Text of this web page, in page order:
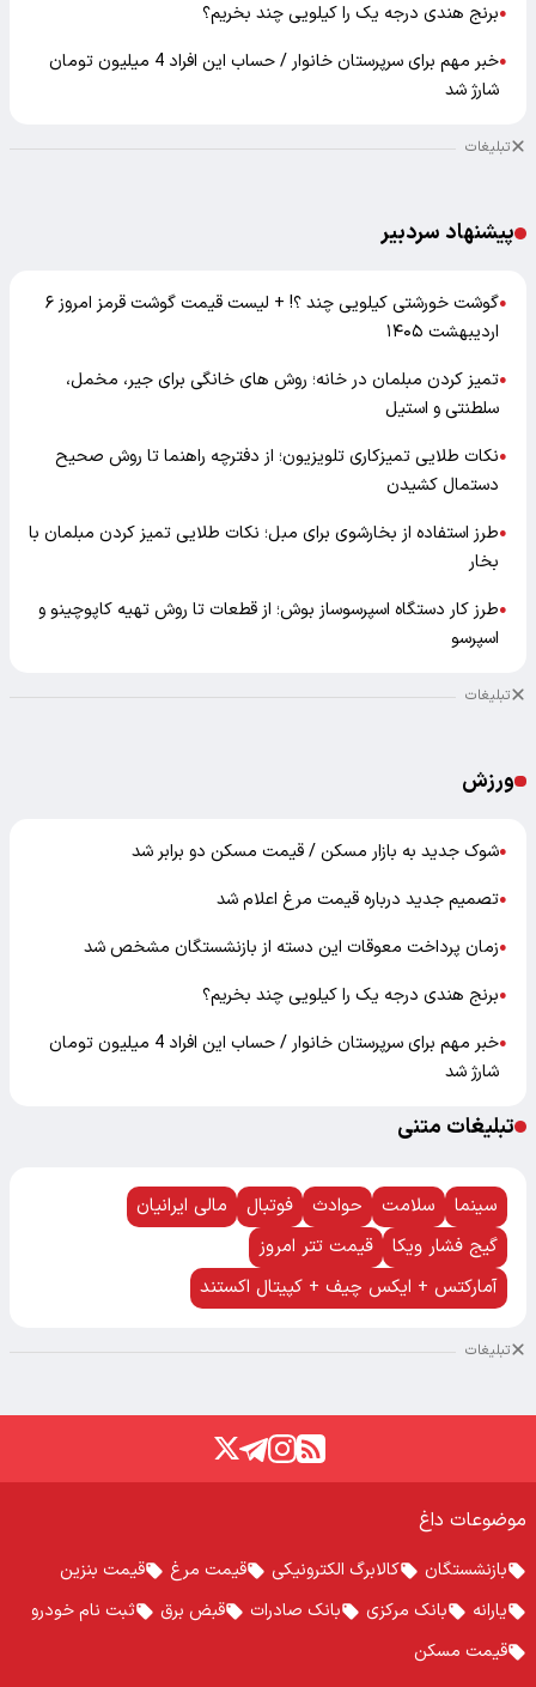
●برنج هندی درجه یک را کیلویی چند بخریم؟
●
خبر مهم برای سرپرستان خانوار / حساب این افراد 4 میلیون تومان
شارژ شد
تبلیغات
پیشنهاد سردبیر
●
گوشت خورشتی کیلویی چند ؟! + لیست قیمت گوشت قرمز امروز ۶
اردیبهشت ۱۴۰۵
●تمیز کردن مبلمان در خانه؛ روش های خانگی برای جیر، مخمل،
سلطنتی و استیل
●نکات طلایی تمیزکاری تلویزیون؛ از دفترچه راهنما تا روش صحیح
دستمال کشیدن
●طرز استفاده از بخارشوی برای مبل؛ نکات طلایی تمیز کردن مبلمان با
بخار
●طرز کار دستگاه اسپرسوساز بوش؛ از قطعات تا روش تهیه کاپوچینو و
اسپرسو
تبلیغات
ورزش
●شوک جدید به بازار مسکن / قیمت مسکن دو برابر شد
●تصمیم جدید درباره قیمت مرغ اعلام شد
●زمان پرداخت معوقات این دسته از بازنشستگان مشخص شد
●برنج هندی درجه یک را کیلویی چند بخریم؟
●
خبر مهم برای سرپرستان خانوار / حساب این افراد 4 میلیون تومان
شارژ شد
تبلیغات متنی
سینما سلامت حوادث فوتبال
مالی ایرانیان
گیج فشار ویکا
قیمت تتر امروز
آمارکتس + ایکس چیف + کپیتال اکستند
تبلیغات
موضوعات داغ
بازنشستگان کالابرگ الکترونیکی قیمت مرغ
قیمت بنزین
یارانه
بانک مرکزی بانک صادرات قبض برق
ثبت نام خودرو
قیمت مسکن